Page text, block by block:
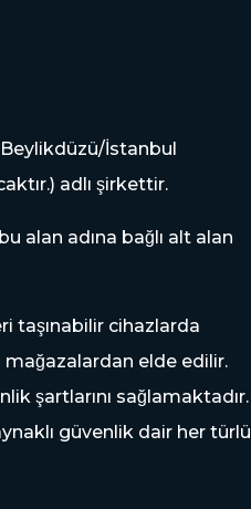
İstanbul
adlı şirkettir.
alan adına bağlı alt alan
taşınabilir cihazlarda
mağazalardan elde edilir.
şartlarını sağlamaktadır.
güvenlik dair her türlü